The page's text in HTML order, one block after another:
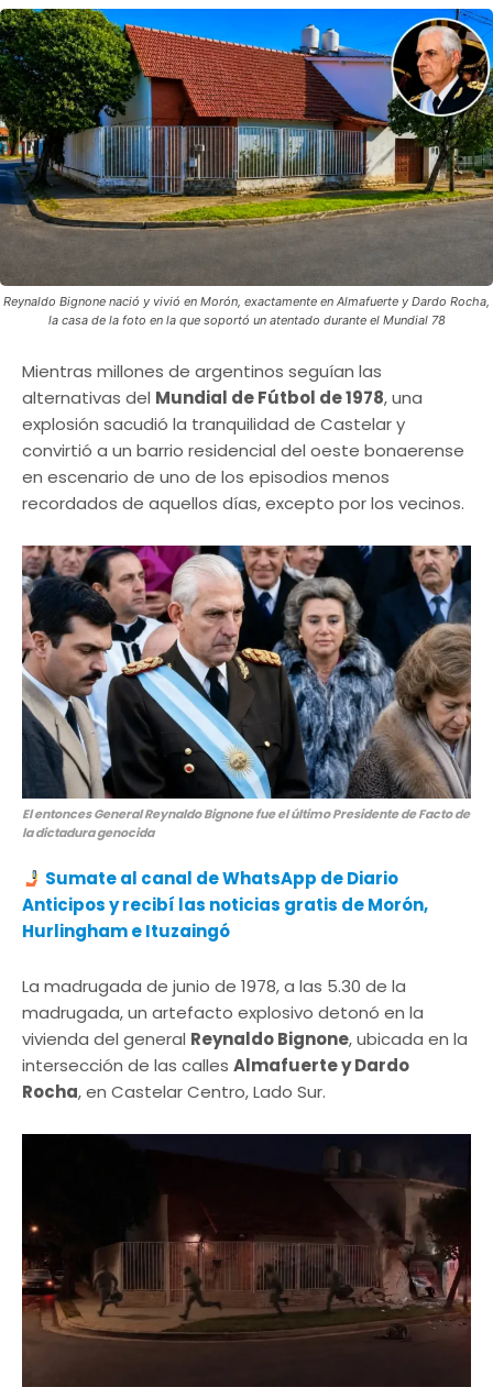
Reynaldo Bignone nació y vivió en Morón, exactamente en Almafuerte y Dardo Rocha,
la casa de la foto en la que soportó un atentado durante el Mundial 78
Mientras millones de argentinos seguían las
alternativas del Mundial de Fútbol de 1978, una
explosión sacudió la tranquilidad de Castelar y
convirtió a un barrio residencial del oeste bonaerense
en escenario de uno de los episodios menos
recordados de aquellos días, excepto por los vecinos.
El entonces General Reynaldo Bignone fue el último Presidente de Facto de
la dictadura genocida
Sumate al canal de WhatsApp de Diario
Anticipos y recibí las noticias gratis de Morón,
Hurlingham e Ituzaingó
La madrugada de junio de 1978, a las 5.30 de la
madrugada, un artefacto explosivo detonó en la
vivienda del general Reynaldo Bignone, ubicada en la
intersección de las calles Almafuerte y Dardo
Rocha, en Castelar Centro, Lado Sur.